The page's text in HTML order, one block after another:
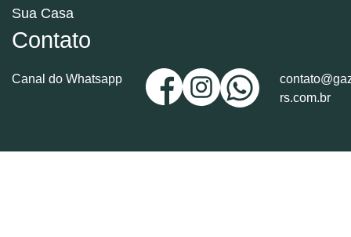
Sua Casa
Contato
Canal do Whatsapp
rs.com.br